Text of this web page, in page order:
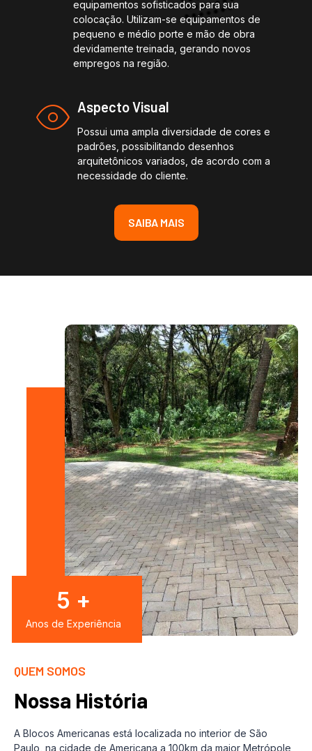
equipamentos sofisticados para sua
colocação. Utilizam-se equipamentos de
pequeno e médio porte e mão de obra
devidamente treinada, gerando novos
empregos na região.
Aspecto Visual
Possui uma ampla diversidade de cores e
padrões, possibilitando desenhos
arquitetônicos variados, de acordo com a
necessidade do cliente.
SAIBA MAIS
QUEM SOMOS
Nossa História
A Blocos Americanas está localizada no interior de São
Paulo, na cidade de Americana a 100km da maior Metrópole
7 +
Anos de Experiência